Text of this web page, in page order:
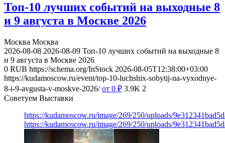
Топ-10 лучших событий на выходные 8
и 9 августа в Москве 2026
Москва Москва
2026-08-08 2026-08-09 Топ-10 лучших событий на выходные 8
и 9 августа в Москве 2026
0 RUB https://schema.org/InStock 2026-08-05T12:38:00+03:00
https://kudamoscow.ru/event/top-10-luchshix-sobytij-na-vyxodnye-
8-i-9-avgusta-v-moskve-2026/ от 0 ₽ 3.9K 2
Советуем Выставки
https://kudamoscow.ru/image/269/250/uploads/
https://kudamoscow.ru/image/269/250/uploads/